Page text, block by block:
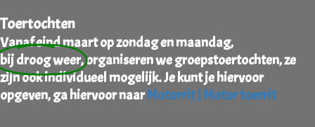
Toertochten
Vanaf eind maart op zondag en maandag,
bij droog weer, organiseren we groepstoertochten, ze
zijn ook individueel mogelijk. Je kunt je hiervoor
opgeven, ga hiervoor naarMotorrit | Motor toerrit
worden
om
te
over
van